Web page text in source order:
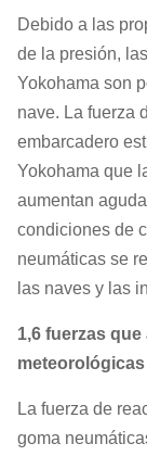
Debido a las
de la presión,
Yokohama son
nave. La fuerza
embarcadero
Yokohama que
aumentan
condiciones de
neumáticas se
las naves y las
1,6 fuerzas
La fuerza de
goma